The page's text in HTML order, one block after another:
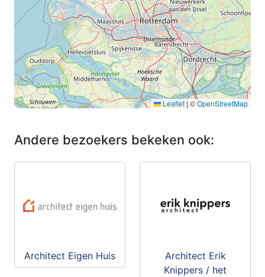
Leaflet |©OpenStreetMap
Andere bezoekers bekeken ook:
Architect Eigen Huis
Architect Erik
Knippers / het